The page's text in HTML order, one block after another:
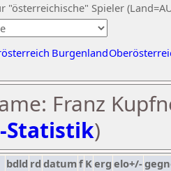
"österreichische" Spieler
Burgenland
Franz
Statistik)
bdld rd datumf Kerg elo+/-